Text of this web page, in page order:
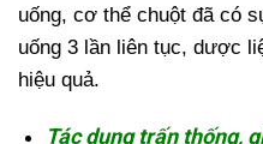
uống, cơ thể chuột đã có
uống 3 lần liên tục, dược
hiệu quả.
Tác dụng trấn thống,